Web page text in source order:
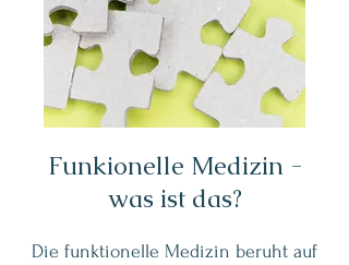
Funkionelle Medizin -
was ist das?
Die funktionelle Medizin beruht auf